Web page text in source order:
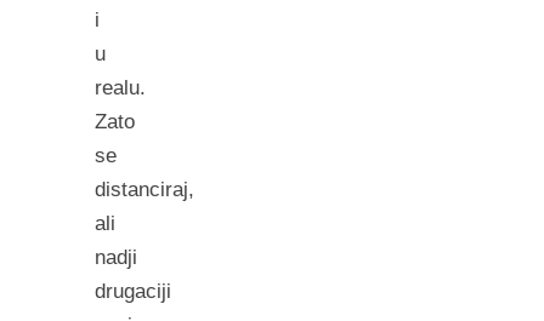
i
u
realu.
Zato
se
distanciraj,
ali
nadji
drugaciji